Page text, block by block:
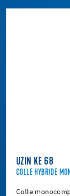
UZIN KE 68
COLLE HYBRIDE
Colle